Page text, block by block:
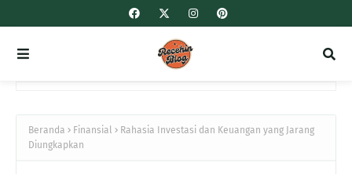
Beranda Finansial
Rahasia Investasi dan Keuangan yang Jarang
Diungkapkan